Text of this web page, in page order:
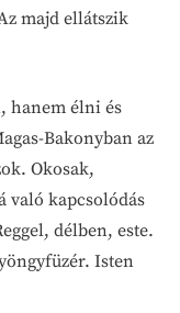
majd ellátszik
hanem élni és
Bakonyban az
Okosak,
való kapcsolódás
délben, este.
Isten